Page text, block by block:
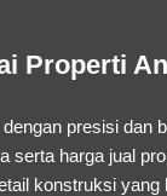
Properti
presisi dan
serta harga jual
konstruksi yang